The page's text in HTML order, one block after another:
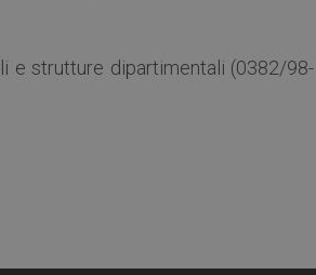
e strutture dipartimentali (0382/98-